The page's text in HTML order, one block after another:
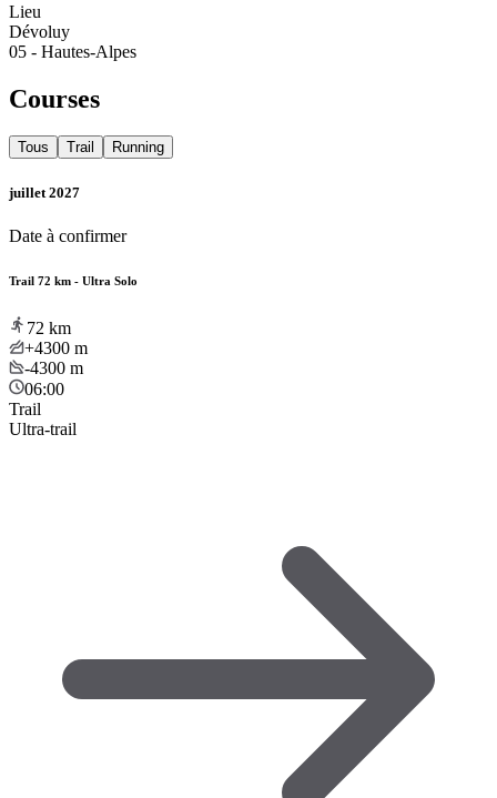
Lieu
Dévoluy
05 - Hautes-Alpes
Courses
Tous Trail Running
juillet 2027
Date à confirmer
Trail 72 km - Ultra Solo
72 km
+4300 m
-4300 m
06:00
Trail
Ultra-trail